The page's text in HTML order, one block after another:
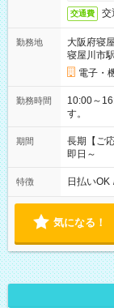
交通費 交
勤務地
大阪府寝
寝屋川市
電子・
勤務時間
10:00～16:00 10:00～
す。
期間
長期【ご
即日～
特徴 日払いOK
気になる！